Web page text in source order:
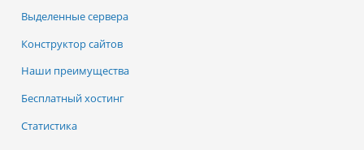
Выделенные сервера
Конструктор сайтов
Наши преимущества
Бесплатный хостинг
Статистика